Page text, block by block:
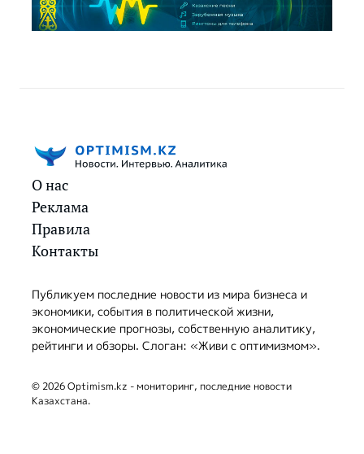
О нас
Реклама
Правила
Контакты
Публикуем последние новости из мира бизнеса и
экономики, события в политической жизни,
экономические прогнозы, собственную аналитику,
рейтинги и обзоры. Слоган: «Живи с оптимизмом».
© 2026 Optimism.kz - мониторинг, последние новости
Казахстана.